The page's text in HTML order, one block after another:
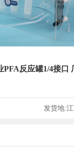
PFA反应罐1/4接口
发货地: